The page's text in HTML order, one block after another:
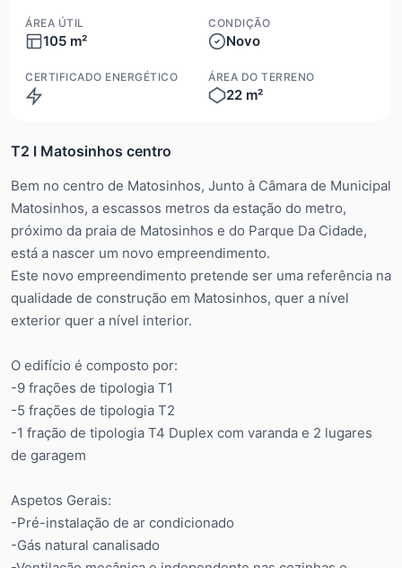
ÁREA ÚTIL
105 m²
CONDIÇÃO
Novo
CERTIFICADO ENERGÉTICO
ÁREA DO TERRENO
22 m²
T2 l Matosinhos centro
Bem no centro de Matosinhos, Junto à Câmara de Municipal
Matosinhos, a escassos metros da estação do metro,
próximo da praia de Matosinhos e do Parque Da Cidade,
está a nascer um novo empreendimento.
Este novo empreendimento pretende ser uma referência na
qualidade de construção em Matosinhos, quer a nível
exterior quer a nível interior.
O edifício é composto por:
-9 frações de tipologia T1
-5 frações de tipologia T2
-1 fração de tipologia T4 Duplex com varanda e 2 lugares
de garagem
Aspetos Gerais:
-Pré-instalação de ar condicionado
-Gás natural canalisado